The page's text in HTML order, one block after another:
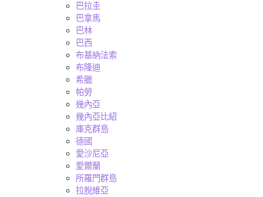
巴拉圭
巴拿馬
巴林
巴西
布基納法索
布隆迪
希臘
帕勞
幾內亞
幾內亞比紹
庫克群島
德國
愛沙尼亞
愛爾蘭
所羅門群島
拉脫維亞